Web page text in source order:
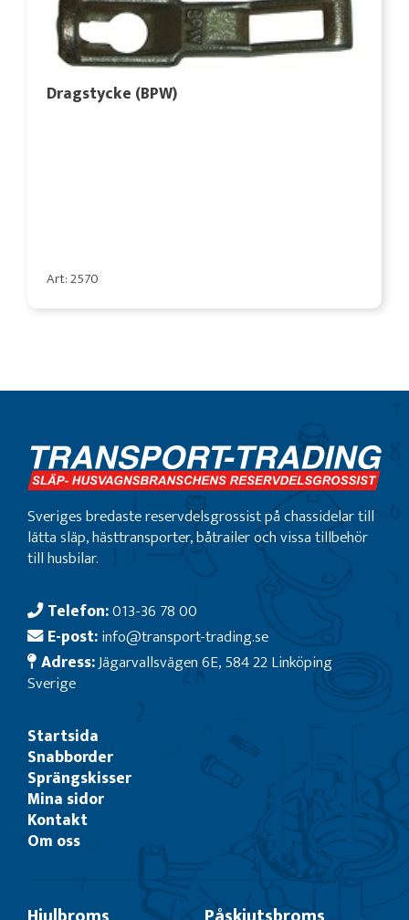
Dragstycke (BPW)
Art: 2570
Sveriges bredaste reservdelsgrossist på chassidelar till
lätta släp, hästtransporter, båtrailer och vissa tillbehör
till husbilar.
Telefon:013-36 78 00
E-post:info@transport-trading.se
Adress:Jägarvallsvägen 6E, 584 22 Linköping
Sverige
Startsida
Snabborder
Sprängskisser
Mina sidor
Kontakt
Om oss